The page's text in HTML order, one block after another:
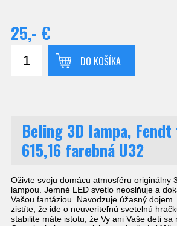
25,- €
DO KOŠÍKA
Beling 3D lampa,
615,16 farebná U32
Oživte svoju domácu atmosféru originálny
lampou. Jemné LED svetlo neoslňuje a
Vašou fantáziou. Navodzuje úžasný
zistíte, že ide o neuveriteľnú svetelnú
stabilite máte istotu, že Vy ani Vaše deti sa